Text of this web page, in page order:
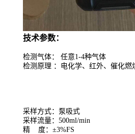
技术参数：
检测气体： 任意1-4种气体
检测原理 ： 电化学、 红外、催化燃
采样方式：泵吸式
采样流量：500ml/min
精 度：±3%FS